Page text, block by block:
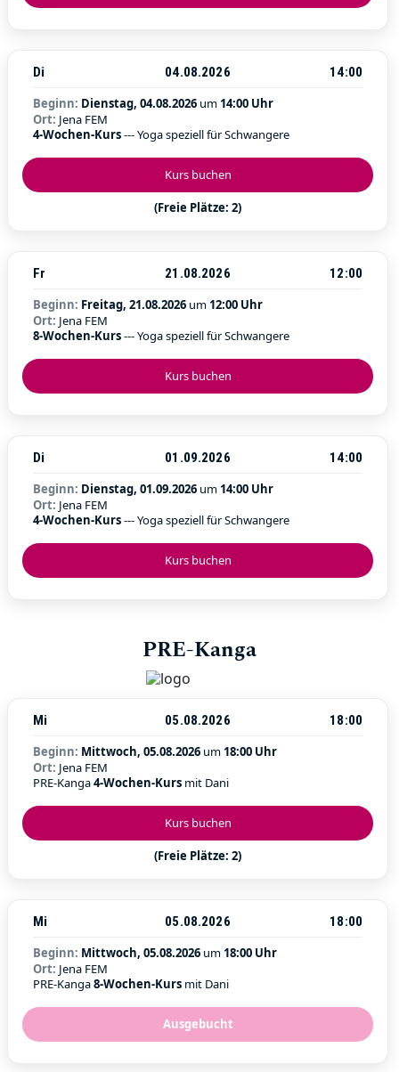
Kurs buchen
(Freie Plätze: 2)
Di 04.08.2026
14:00
Beginn: Dienstag, 04.08.2026 um 14:00 Uhr
Ort: Jena FEM
4-Wochen-Kurs--- Yoga speziell für Schwangere
Kurs buchen
Fr 21.08.2026
12:00
Beginn: Freitag, 21.08.2026 um 12:00 Uhr
Ort: Jena FEM
8-Wochen-Kurs--- Yoga speziell für Schwangere
Kurs buchen
Di 01.09.2026
14:00
Beginn: Dienstag, 01.09.2026 um 14:00 Uhr
Ort: Jena FEM
4-Wochen-Kurs--- Yoga speziell für Schwangere
PRE-Kanga
Kurs buchen
(Freie Plätze: 2)
Mi 05.08.2026
18:00
Beginn: Mittwoch, 05.08.2026 um 18:00 Uhr
Ort: Jena FEM
PRE-Kanga4-Wochen-Kurs mit Dani
Ausgebucht
Mi 05.08.2026
18:00
Beginn: Mittwoch, 05.08.2026 um 18:00 Uhr
Ort: Jena FEM
PRE-Kanga8-Wochen-Kurs mit Dani